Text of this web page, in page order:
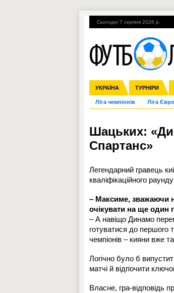
Сьогодні 7 серпня 2026 р.
УКРАЇНА ТУРНІРИ
Збірна Прем'єр-ліга
Ліга чемпіонів Ліга
Англія Іспанія Італія
ЧС-2014 ЄВРО-2016
Гарячі теми УПЛ, 1-й тур
Шацьких:
Спартанс»
Легендарний гравець
кваліфікаційного
– Максиме, зважаючи
очікувати на ще один
– А навіщо Динамо
готуватися до першого
чемпіонів – кияни вже
Логічно було б
матчі й відпочити
Власне, гра-відповідь